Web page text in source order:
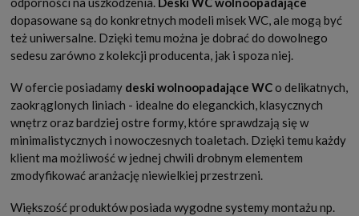
dopasowane są do konkretnych modeli misek WC, ale mogą być
też uniwersalne. Dzięki temu można je dobrać do dowolnego
sedesu zarówno z kolekcji producenta, jak i spoza niej.
W ofercie posiadamy deski wolnoopadające WCo delikatnych,
zaokrąglonych liniach - idealne do eleganckich, klasycznych
wnętrz oraz bardziej ostre formy, które sprawdzają się w
minimalistycznych i nowoczesnych toaletach. Dzięki temu każdy
klient ma możliwość w jednej chwili drobnym elementem
zmodyfikować aranżację niewielkiej przestrzeni.
Większość produktów posiada wygodne systemy montażu np.